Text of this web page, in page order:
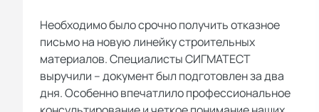
любые услуги и работы;
СДС “Эконорма” — в ней
оформляем сертификаты серии
“ЭКО”, “БИО”, “Без ГМО”,
Необходимо было срочно получить отказное
письмо на новую линейку строительных
материалов. Специалисты СИГМАТЕСТ
выручили – документ был подготовлен за два
дня. Особенно впечатлило профессиональное